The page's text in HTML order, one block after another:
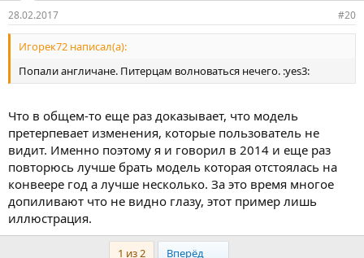
28.02.2017 #20
Игорек72 написал(а):
Попали англичане. Питерцам волноваться нечего. :yes3:
Что в общем-то еще раз доказывает, что модель
претерпевает изменения, которые пользователь не
видит. Именно поэтому я и говорил в 2014 и еще раз
повторюсь лучше брать модель которая отстоялась на
конвеере год а лучше несколько. За это время многое
допиливают что не видно глазу, этот пример лишь
иллюстрация.
1 из 2 Вперёд